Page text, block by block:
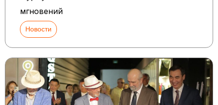
мгновений
Новости